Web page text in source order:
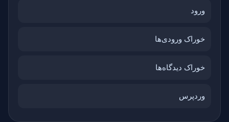
ورود
خوراک ورودی‌ها
خوراک دیدگاه‌ها
وردپرس